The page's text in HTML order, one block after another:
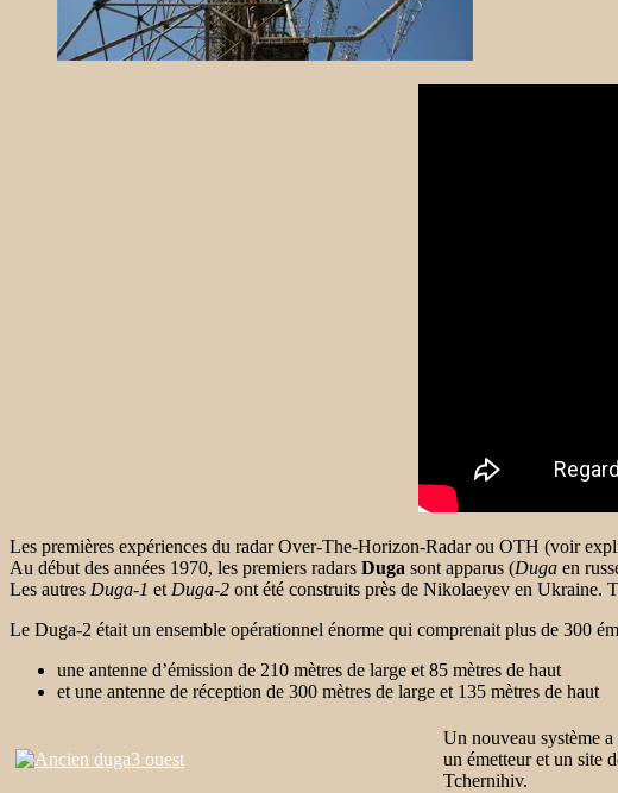
Les premières expériences du radar Over-The-Horizon-Radar ou OTH (voir
Au début des années 1970, les premiers radars Duga sont apparus (Duga en
Les autres Duga-1 et Duga-2 ont été construits près de Nikolaeyev en Ukraine.
Le Duga-2 était un ensemble opérationnel énorme qui comprenait plus de 300
une antenne d’émission de 210 mètres de large et 85 mètres de haut
et une antenne de réception de 300 mètres de large et 135 mètres de haut
Un nouveau système
un émetteur et un site
Tchernihiv.